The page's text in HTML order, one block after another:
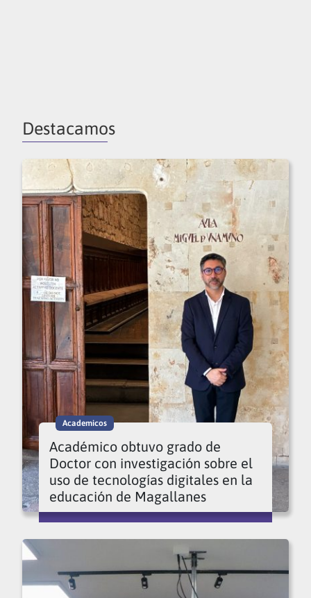
Destacamos
Academicos
Académico obtuvo grado de
Doctor con investigación sobre el
uso de tecnologías digitales en la
educación de Magallanes